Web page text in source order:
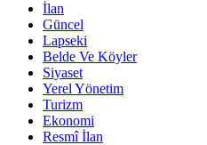
İlan
Güncel
Lapseki
Belde Ve Köyler
Siyaset
Yerel Yönetim
Turizm
Ekonomi
Resmî İlan